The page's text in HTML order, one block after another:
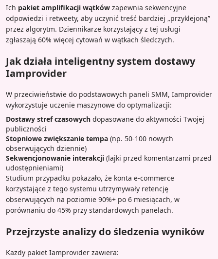
Ich pakiet amplifikacji wątków zapewnia sekwencyjne
odpowiedzi i retweety, aby uczynić treść bardziej „przyklejoną”
przez algorytm. Dziennikarze korzystający z tej usługi
zgłaszają 60% więcej cytowań w wątkach śledczych.
Jak działa inteligentny system dostawy
Iamprovider
W przeciwieństwie do podstawowych paneli SMM, Iamprovider
wykorzystuje uczenie maszynowe do optymalizacji:
Dostawy stref czasowych dopasowane do aktywności Twojej
publiczności
Stopniowe zwiększanie tempa (np. 50-100 nowych
obserwujących dziennie)
Sekwencjonowanie interakcji (lajki przed komentarzami przed
udostępnieniami)
Studium przypadku pokazało, że konta e-commerce
korzystające z tego systemu utrzymywały retencję
obserwujących na poziomie 90%+ po 6 miesiącach, w
porównaniu do 45% przy standardowych panelach.
Przejrzyste analizy do śledzenia wyników
Każdy pakiet Iamprovider zawiera: